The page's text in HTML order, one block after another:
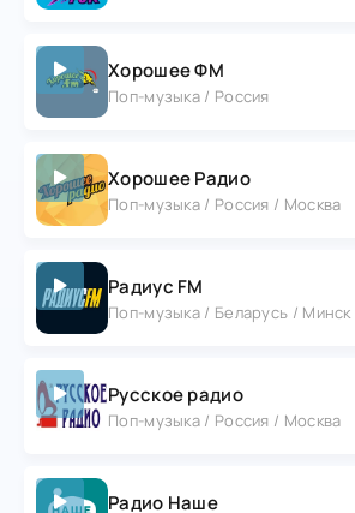
Хорошее ФМ
Поп-музыка / Россия
Хорошее Радио
Поп-музыка / Россия / Москва
Радиус FM
Поп-музыка / Беларусь / Минск
Русское радио
Поп-музыка / Россия / Москва
Радио Наше